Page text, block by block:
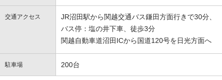
交通アクセス
JR沼田駅から関越交通バス鎌田方面行きで30分、
バス停：塩の井下車、徒歩3分
関越自動車道沼田ICから国道120号を日光方面へ
駐車場 200台